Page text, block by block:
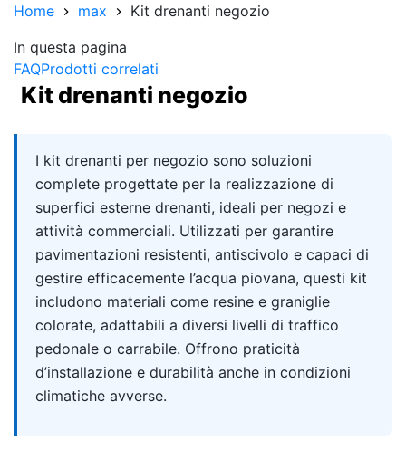
Home max
Kit drenanti negozio
In questa pagina
FAQProdotti correlati
Kit drenanti negozio
Quick answer
I kit drenanti per negozio sono soluzioni
complete progettate per la realizzazione di
superfici esterne drenanti, ideali per negozi e
attività commerciali. Utilizzati per garantire
pavimentazioni resistenti, antiscivolo e capaci di
gestire efficacemente l’acqua piovana, questi kit
includono materiali come resine e graniglie
colorate, adattabili a diversi livelli di traffico
pedonale o carrabile. Offrono praticità
d’installazione e durabilità anche in condizioni
climatiche avverse.